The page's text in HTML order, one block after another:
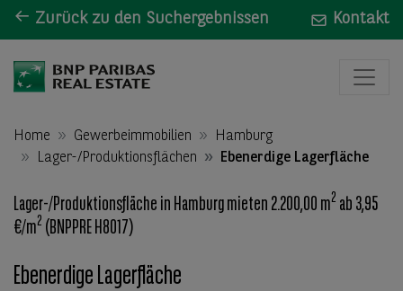
Zurück zu den Suchergebnissen Kontakt
Home Gewerbeimmobilien
Hamburg
Lager-/Produktionsflächen
Ebenerdige Lagerfläche
Lager-/Produktionsfläche in Hamburg mieten 2.200,00 m2 ab 3,95
€/m2 (BNPPRE H8017)
Ebenerdige Lagerfläche